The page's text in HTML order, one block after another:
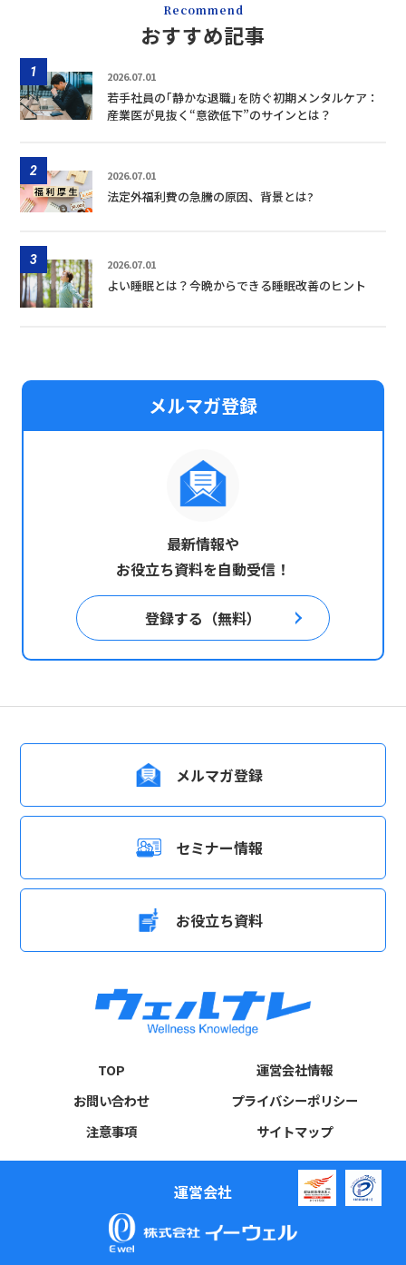
Recommend
おすすめ記事
1 2026.07.01
若手社員の｢静かな退職｣を防ぐ初期メンタルケア：
産業医が見抜く“意欲低下”のサインとは？
2 2026.07.01
法定外福利費の急騰の原因、背景とは?
3 2026.07.01
よい睡眠とは？今晩からできる睡眠改善のヒント
メルマガ登録
最新情報や
お役立ち資料を自動受信！
登録する（無料）
メルマガ登録
セミナー情報
お役立ち資料
TOP
運営会社情報
お問い合わせ
プライバシーポリシー
注意事項
サイトマップ
運営会社